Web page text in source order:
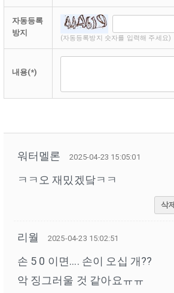
자동등록
방지
(자동등록방지 숫자를 입력해 주세요)
내용(*)
워터멜론 2025-04-23 15:05:01
ㅋㅋ오 재밌겠닼ㅋㅋ
삭제
리월 2025-04-23 15:02:51
손 5 0 이면.... 손이 오십 개??
악 징그러울 것 같아요ㅠㅠ